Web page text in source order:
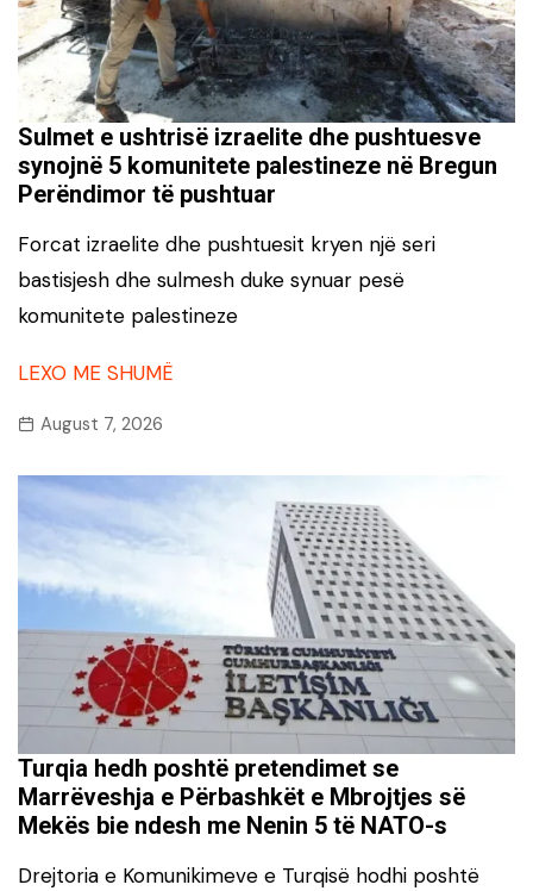
Sulmet e ushtrisë izraelite dhe pushtuesve
synojnë 5 komunitete palestineze në Bregun
Perëndimor të pushtuar
Forcat izraelite dhe pushtuesit kryen një seri
bastisjesh dhe sulmesh duke synuar pesë
komunitete palestineze
LEXO ME SHUMË
August 7, 2026
Turqia hedh poshtë pretendimet se
Marrëveshja e Përbashkët e Mbrojtjes së
Mekës bie ndesh me Nenin 5 të NATO-s
Drejtoria e Komunikimeve e Turqisë hodhi poshtë